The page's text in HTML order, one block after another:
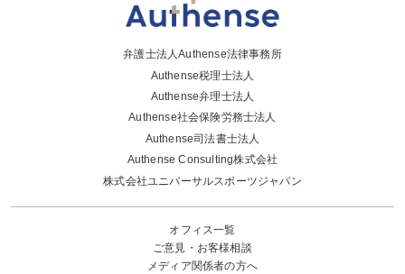
弁護士法人Authense法律事務所
Authense税理士法人
Authense弁理士法人
Authense社会保険労務士法人
Authense司法書士法人
Authense Consulting株式会社
株式会社ユニバーサルスポーツジャパン
オフィス一覧
ご意見・お客様相談
メディア関係者の方へ